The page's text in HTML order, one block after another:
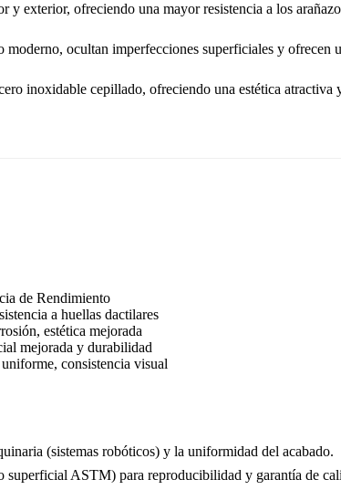
y exterior, ofreciendo una mayor resistencia a los
ocultan imperfecciones superficiales y ofrecen
inoxidable cepillado, ofreciendo una estética atractiva
de Rendimiento
a huellas dactilares
estética mejorada
mejorada y durabilidad
consistencia visual
(sistemas robóticos) y la uniformidad del acabado.
superficial ASTM) para reproducibilidad y garantía de